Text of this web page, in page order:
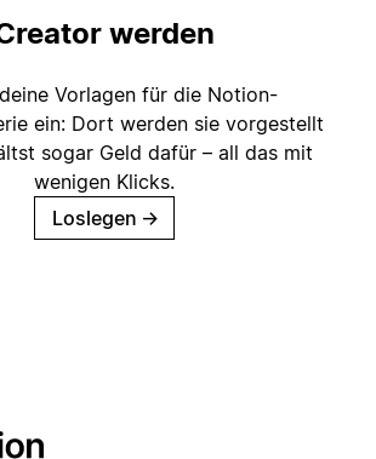
werden
Vorlagen für die Notion-
ein: Dort werden sie vorgestellt
sogar Geld dafür – all das mit
wenigen Klicks.
Loslegen →